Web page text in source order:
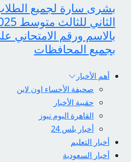
بشرى سارة لجميع
بالاسم ورقم الامتحاني
بجميع المحافظات
أهم الأخبار
صحيفة الأحساء اون لاين
حقيبة الأخبار
القاهرة اليوم نيوز
أخبار بلس 24
أخبار التعليم
أخبار السعودية